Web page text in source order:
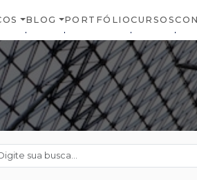
BLOG PORTFÓLIOCURSOS